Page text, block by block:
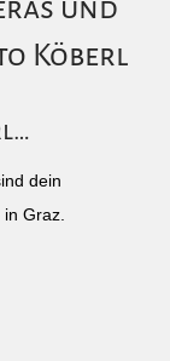
und
Köberl
dein
Graz.